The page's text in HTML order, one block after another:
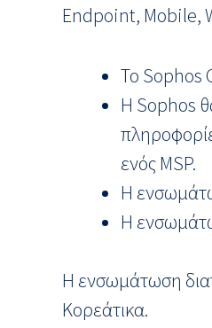
Endpoint, Mobile,
Το Sophos
Η Sophos
ενός MSP.
Η
Η
Η ενσωμάτωση
Κορεάτικα.